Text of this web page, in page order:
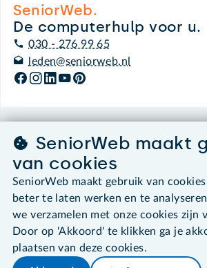
SeniorWeb.
De computerhulp voor u.
030 - 276 99 65
leden@seniorweb.nl
©2026 SeniorWeb
Algemene voorwaarden
Cookies en cookie-instellingen
Disclaimer
Privacybeleid
About SeniorWeb
SeniorWeb maakt
van cookies
SeniorWeb maakt gebruik van
beter te laten werken en te
we verzamelen met onze cookies zijn
Door op 'Akkoord' te klikken ga je
plaatsen van deze cookies.